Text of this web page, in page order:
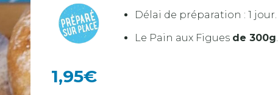
Délai de préparation : 1 jour.
Le Pain aux Figues de 300g.
1,95€